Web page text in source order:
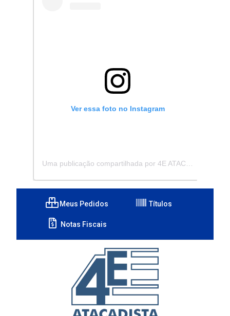
Ver essa foto no Instagram
Meus Pedidos Títulos
Notas Fiscais